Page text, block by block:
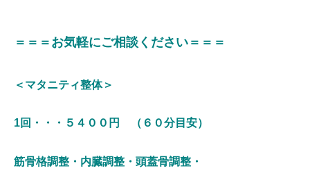
＝＝＝お気軽にご相談ください＝＝＝
＜マタニティ整体＞
1回・・・５４００円 （６０分目安）
筋骨格調整・内臓調整・頭蓋骨調整・